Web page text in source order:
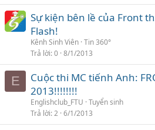
Sự kiện bên lề của Front
Flash!
Kênh Sinh Viên Tin 360°
Trả lời 0 8/1/2013
E
Cuộc thi MC tiếnh Anh:
2013!!!!!!!!
Englishclub_FTU Tuyển sinh
Trả lời 2 6/1/2013